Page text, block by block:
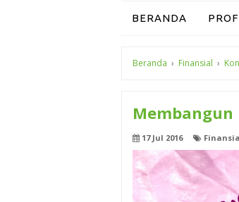
BERANDA
Beranda › Finansial ›
Membangun
17 Jul 2016